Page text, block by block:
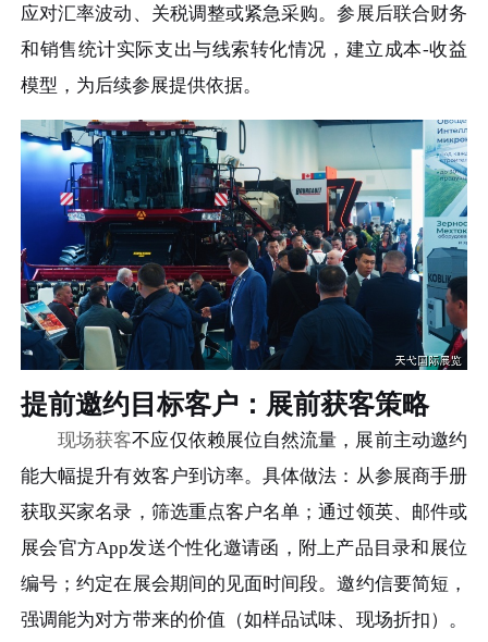
应对汇率波动、关税调整或紧急采购。参展后联合财务
和销售统计实际支出与线索转化情况，建立成本-收益
模型，为后续参展提供依据。
提前邀约目标客户：展前获客策略
现场获客不应仅依赖展位自然流量，展前主动邀约
能大幅提升有效客户到访率。具体做法：从参展商手册
获取买家名录，筛选重点客户名单；通过领英、邮件或
展会官方App发送个性化邀请函，附上产品目录和展位
编号；约定在展会期间的见面时间段。邀约信要简短，
强调能为对方带来的价值（如样品试味、现场折扣）。